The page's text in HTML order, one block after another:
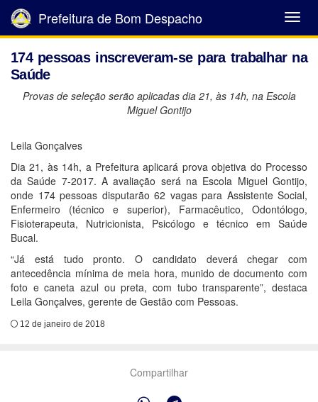
Abrir
Menu
Prefeitura de Bom Despacho
174 pessoas inscreveram-se para trabalhar na
Saúde
Provas de seleção serão aplicadas dia 21, às 14h, na Escola
Miguel Gontijo
Leila Gonçalves
Dia 21, às 14h, a Prefeitura aplicará prova objetiva do Processo
da Saúde 7-2017. A avaliação será na Escola Miguel Gontijo,
onde 174 pessoas disputarão 62 vagas para Assistente Social,
Enfermeiro (técnico e superior), Farmacêutico, Odontólogo,
Fisioterapeuta, Nutricionista, Psicólogo e técnico em Saúde
Bucal.
“Já está tudo pronto. O candidato deverá chegar com
antecedência mínima de meia hora, munido de documento com
foto e caneta azul ou preta, com tubo transparente”, destaca
Leila Gonçalves, gerente de Gestão com Pessoas.
12 de janeiro de 2018
Compartilhar